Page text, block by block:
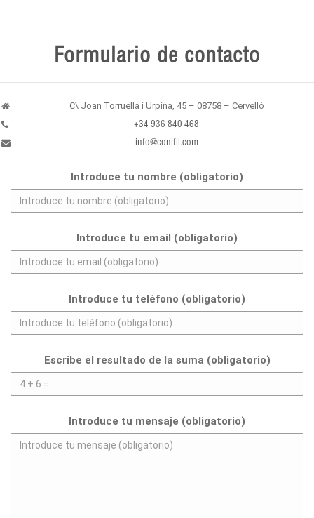
Formulario de contacto
C\ Joan Torruella i Urpina, 45 – 08758 – Cervelló
+34 936 840 468
info@conifil.com
Introduce tu nombre (obligatorio)
Introduce tu email (obligatorio)
Introduce tu teléfono (obligatorio)
Escribe el resultado de la suma (obligatorio)
Introduce tu mensaje (obligatorio)